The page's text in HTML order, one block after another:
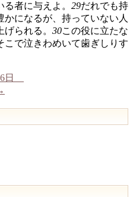
者に与えよ。 29だれでも持
かになるが、持っていない人
られる。 30この役に立たな
こで泣きわめいて歯ぎしりす
日